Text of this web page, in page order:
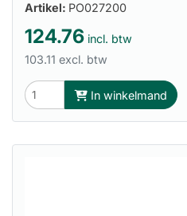
Artikel: PO027200
124.76 incl. btw
103.11 excl. btw
In winkelmand